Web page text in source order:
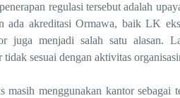
regulasi tersebut adalah
ada akreditasi Ormawa, baik LK
menjadi salah satu alasan.
sesuai dengan aktivitas organisasi
masih menggunakan kantor sebagai